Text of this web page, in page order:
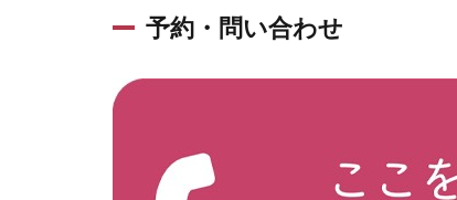
予約・問い合わせ